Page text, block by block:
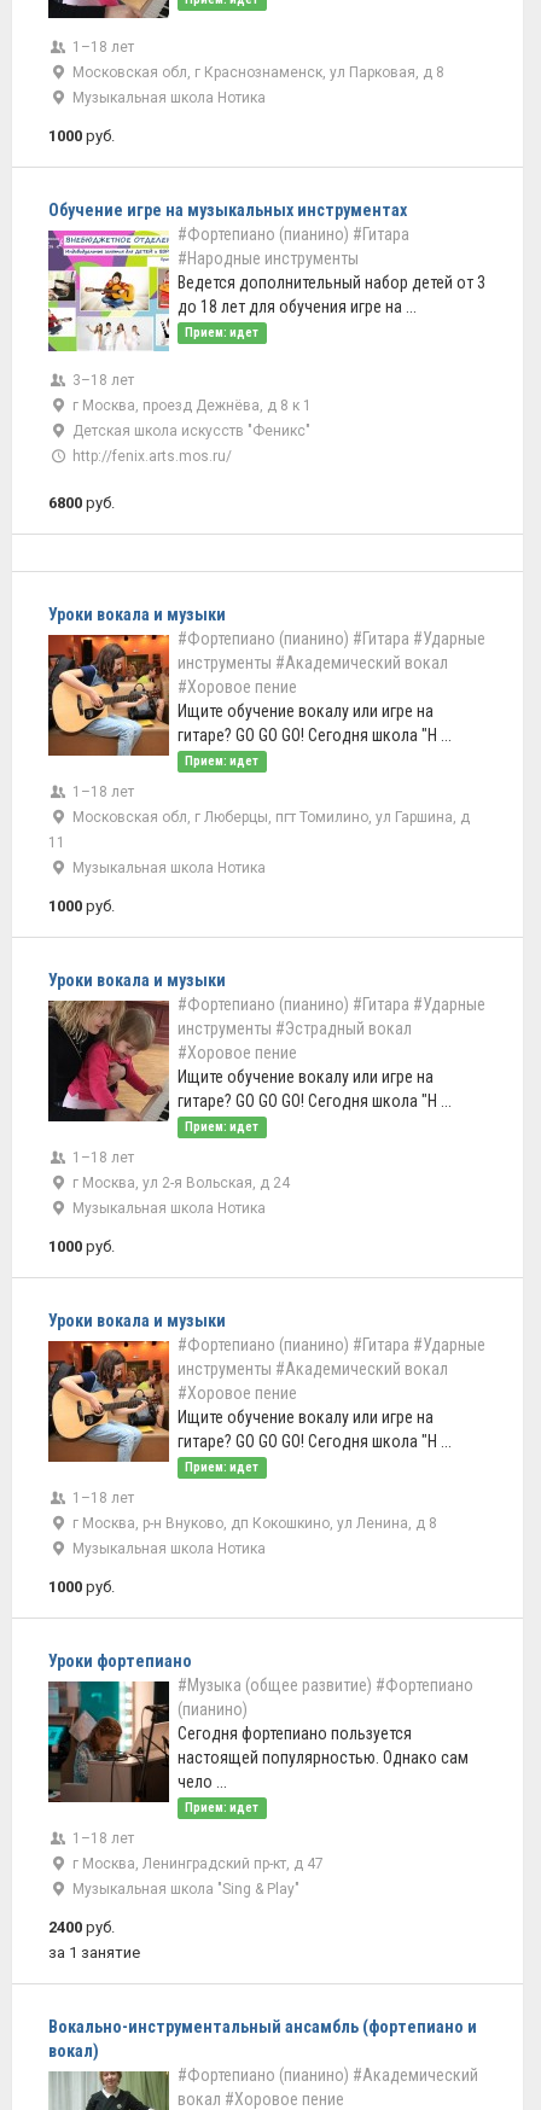
1–18 лет
Московская обл, г Краснознаменск, ул Парковая, д 8
Музыкальная школа Нотика
1000 руб.
Обучение игре на музыкальных инструментах
#Фортепиано (пианино) #Гитара
#Народные инструменты
Ведется дополнительный набор детей от 3
до 18 лет для обучения игре на ...
Прием: идет
3–18 лет
г Москва, проезд Дежнёва, д 8 к 1
Детская школа искусств "Феникс"
http://fenix.arts.mos.ru/
6800 руб.
Уроки вокала и музыки
#Фортепиано (пианино) #Гитара #Ударные
инструменты #Академический вокал
#Хоровое пение
Ищите обучение вокалу или игре на
гитаре? GO GO GO! Сегодня школа "Н ...
Прием: идет
1–18 лет
Московская обл, г Люберцы, пгт Томилино, ул Гаршина, д
11
Музыкальная школа Нотика
1000 руб.
Уроки вокала и музыки
#Фортепиано (пианино) #Гитара #Ударные
инструменты #Эстрадный вокал
#Хоровое пение
Ищите обучение вокалу или игре на
гитаре? GO GO GO! Сегодня школа "Н ...
Прием: идет
1–18 лет
г Москва, ул 2-я Вольская, д 24
Музыкальная школа Нотика
1000 руб.
Уроки вокала и музыки
#Фортепиано (пианино) #Гитара #Ударные
инструменты #Академический вокал
#Хоровое пение
Ищите обучение вокалу или игре на
гитаре? GO GO GO! Сегодня школа "Н ...
Прием: идет
1–18 лет
г Москва, р-н Внуково, дп Кокошкино, ул Ленина, д 8
Музыкальная школа Нотика
1000 руб.
Уроки фортепиано
#Музыка (общее развитие) #Фортепиано
(пианино)
Сегодня фортепиано пользуется
настоящей популярностью. Однако сам
чело ...
Прием: идет
1–18 лет
г Москва, Ленинградский пр-кт, д 47
Музыкальная школа "Sing & Play"
2400 руб.
за 1 занятие
Вокально-инструментальный ансамбль (фортепиано и
вокал)
#Фортепиано (пианино) #Академический
вокал #Хоровое пение